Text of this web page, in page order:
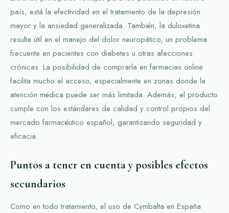
país, está la efectividad en el tratamiento de la depresión
mayor y la ansiedad generalizada. También, la duloxetina
resulta útil en el manejo del dolor neuropático, un problema
frecuente en pacientes con diabetes u otras afecciones
crónicas. La posibilidad de comprarla en farmacias online
facilita mucho el acceso, especialmente en zonas donde la
atención médica puede ser más limitada. Además, el producto
cumple con los estándares de calidad y control propios del
mercado farmacéutico español, garantizando seguridad y
eficacia.
Puntos a tener en cuenta y posibles efectos
secundarios
Como en todo tratamiento, el uso de Cymbalta en España